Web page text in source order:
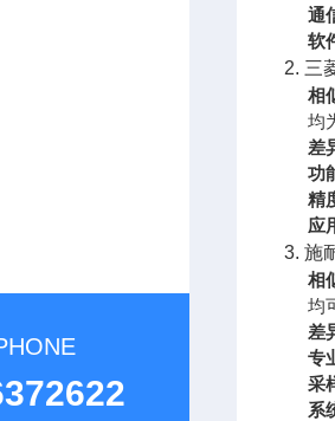
通
软
2. 三
相
均
差
功
精
应
3. 施
相
均
差
专
采
系